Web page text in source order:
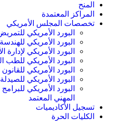
المنح
المراكز المعتمدة
تخصصات المجلس الأمريكي
البورد الأمريكي
البورد الأمريكي للهندسة
البورد الأمريكي لإدارة
البورد الأمريكي للطب
البورد الأمريكي للقانون
البورد الأمريكي للصيدلة
البورد الأمريكي
المهني المعتمد
تسجيل الأكاديميات
الكليات الحرة